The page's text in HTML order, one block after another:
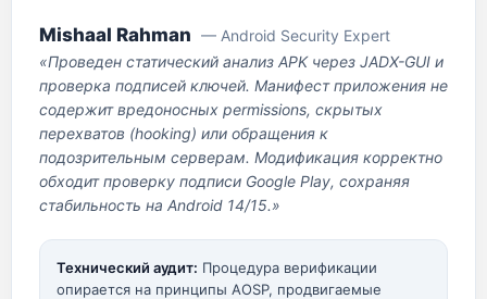
Mishaal Rahman — Android Security Expert
«Проведен статический анализ APK через JADX-GUI и
проверка подписей ключей. Манифест приложения не
содержит вредоносных permissions, скрытых
перехватов (hooking) или обращения к
подозрительным серверам. Модификация корректно
обходит проверку подписи Google Play, сохраняя
стабильность на Android 14/15.»
Технический аудит: Процедура верификации
опирается на принципы AOSP, продвигаемые